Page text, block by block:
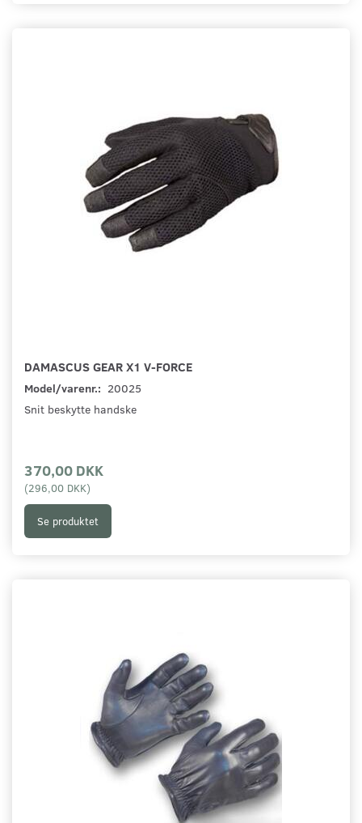
DAMASCUS GEAR X1 V-FORCE
Model/varenr.: 20025
Snit beskytte handske
370,00 DKK
(296,00 DKK)
Se produktet